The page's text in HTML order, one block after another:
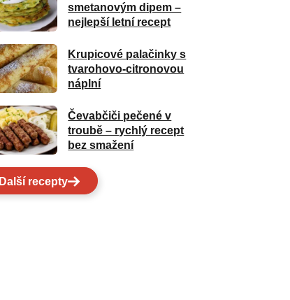
smetanovým dipem –
nejlepší letní recept
Krupicové palačinky s
tvarohovo-citronovou
náplní
Čevabčiči pečené v
troubě – rychlý recept
bez smažení
Další recepty